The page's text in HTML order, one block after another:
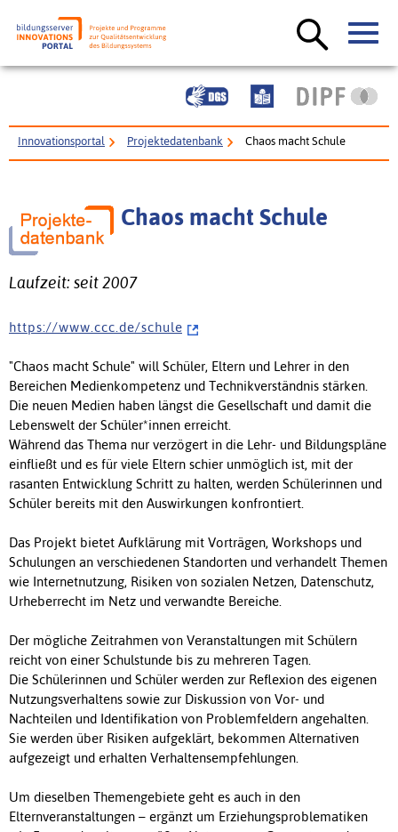
Innovationsportal Projektedatenbank Chaos macht Schule
Chaos macht Schule
Laufzeit: seit 2007
h t t p s : / / w w w . c c c . d e / s c h u l e
"Chaos macht Schule" will Schüler, Eltern und Lehrer in den
Bereichen Medienkompetenz und Technikverständnis stärken.
Die neuen Medien haben längst die Gesellschaft und damit die
Lebenswelt der Schüler*innen erreicht.
Während das Thema nur verzögert in die Lehr- und Bildungspläne
einfließt und es für viele Eltern schier unmöglich ist, mit der
rasanten Entwicklung Schritt zu halten, werden Schülerinnen und
Schüler bereits mit den Auswirkungen konfrontiert.
Das Projekt bietet Aufklärung mit Vorträgen, Workshops und
Schulungen an verschiedenen Standorten und verhandelt Themen
wie Internetnutzung, Risiken von sozialen Netzen, Datenschutz,
Urheberrecht im Netz und verwandte Bereiche.
Der mögliche Zeitrahmen von Veranstaltungen mit Schülern
reicht von einer Schulstunde bis zu mehreren Tagen.
Die Schülerinnen und Schüler werden zur Reflexion des eigenen
Nutzungsverhaltens sowie zur Diskussion von Vor- und
Nachteilen und Identifikation von Problemfeldern angehalten.
Sie werden über Risiken aufgeklärt, bekommen Alternativen
aufgezeigt und erhalten Verhaltensempfehlungen.
Um dieselben Themengebiete geht es auch in den
Elternveranstaltungen – ergänzt um Erziehungsproblematiken